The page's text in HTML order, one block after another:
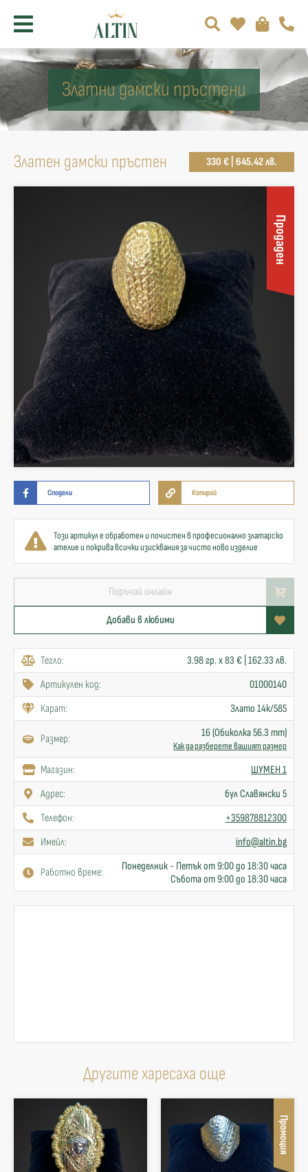
Златни дамски пръстени
Златен дамски пръстен 330 € | 645.42 лв.
Продаден
Сподели Копирай
Този артикул е обработен и почистен в професионално златарско
ателие и покрива всички изисквания за чисто ново изделие
Поръчай онлайн
Добави в любими
Тегло:
3.98 гр. x 83 € | 162.33 лв.
Артикулен код:
01000140
Карат:
Злато 14к/585
Размер: 16 (Обиколка 56.3 mm)
Как да разберете вашият размер
Mагазин:
ШУМЕН 1
Адрес:
бул Славянски 5
Телефон:
+359878812300
Имейл:
info@altin.bg
Работно време:
Понеделник - Петък от 9:00 до 18:30 часа
Събота от 9:00 до 18:30 часа
Другите харесаха още
Промоция